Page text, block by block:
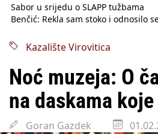
Sabor u srijedu o SLAPP tužbama
Benčić: Rekla sam stoko i odnosilo
godine
najavio za jesen
Državni tajnik Rukavina: Hrvatska
HŽ Infrastruktura: Nesreće na
prepolovljene
Državni inspektorat opozvao
bar Coco Choco
Kazalište Virovitica
Noć muzeja: O
na daskama
Goran Gazdek